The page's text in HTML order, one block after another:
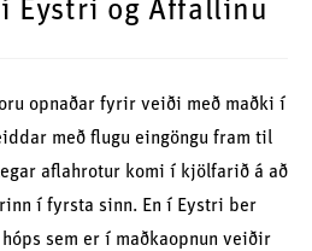
Eystri og Affallinu
opnaðar fyrir veiði með maðki í
með flugu eingöngu fram til
aflahrotur komi í kjölfarið á að
í fyrsta sinn. En í Eystri ber
sem er í maðkaopnun veiðir